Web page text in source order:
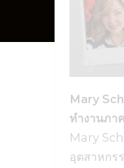
Mary
ทำงานภา
Mary
อุตสาหกร